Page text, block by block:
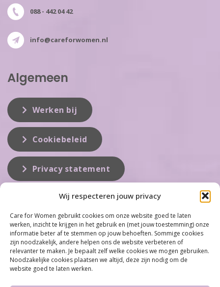
Wij respecteren jouw privacy
Care for Women gebruikt cookies om onze website goed te laten
werken, inzicht te krijgen in het gebruik en (met jouw toestemming) onze
informatie beter af te stemmen op jouw behoeften. Sommige cookies
zijn noodzakelijk, andere helpen ons de website verbeteren of
relevanter te maken. Je bepaalt zelf welke cookies we mogen gebruiken.
Noodzakelijke cookies plaatsen we altijd, deze zijn nodig om de
website goed te laten werken.
088 - 442 04 42
info@careforwomen.nl
Algemeen
Werken bij
Cookiebeleid
Privacy statement
Care for Women is de eerste organisatie die zich inzet op het gebied
van hormonale problemen bij vrouwen. Met ruim 100 locaties
behoort Care for Women tot één van de grootste organisaties op dit
vakgebied...